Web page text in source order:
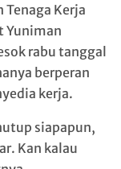
Tenaga Kerja
Yuniman
rabu tanggal
berperan
kerja.
siapapun,
Kan kalau